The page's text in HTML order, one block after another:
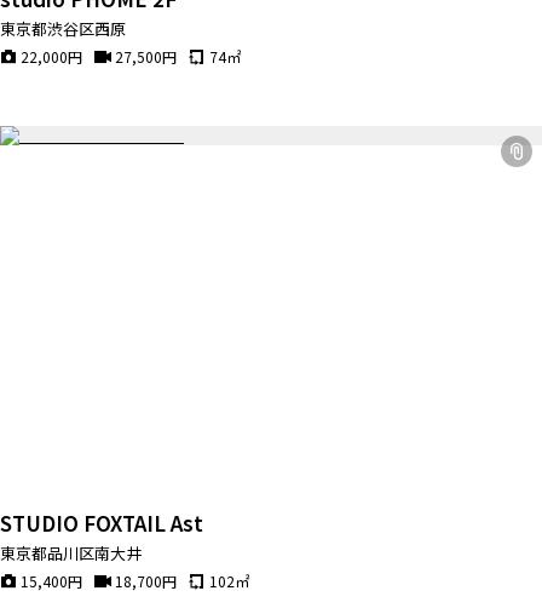
東京都渋谷区西原
22,000円 27,500円 74㎡
STUDIO FOXTAIL Ast
東京都品川区南大井
15,400円 18,700円 102㎡